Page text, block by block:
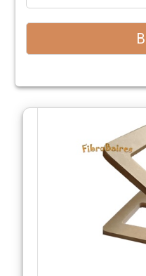
Novedades